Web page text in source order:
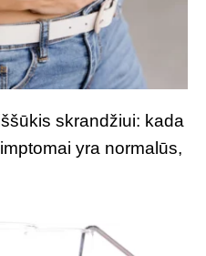
skrandžiui: kada
yra normalūs,